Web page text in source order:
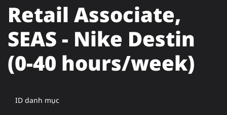
Retail Associate,
SEAS - Nike Destin
(0-40 hours/week)
ID danh mục